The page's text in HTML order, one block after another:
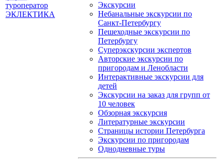
Экскурсии
Небанальные экскурсии по
Санкт-Петербургу
Пешеходные экскурсии по
Петербургу
Суперэкскурсии экспертов
Авторские экскурсии по
пригородам и Ленобласти
Интерактивные экскурсии для
детей
Экскурсии на заказ для групп от
10 человек
Обзорная экскурсия
Литературные экскурсии
Страницы истории Петербурга
Экскурсии по пригородам
Однодневные туры